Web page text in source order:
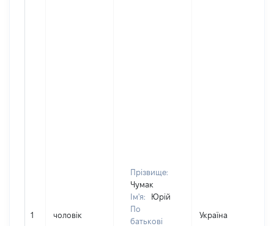
1 чоловік
Прізвище:
Чумак
Ім'я:
Юрій
По
батькові
Україна